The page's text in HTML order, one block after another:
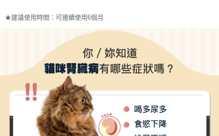
★建議使用時間： 可連續使用6個月